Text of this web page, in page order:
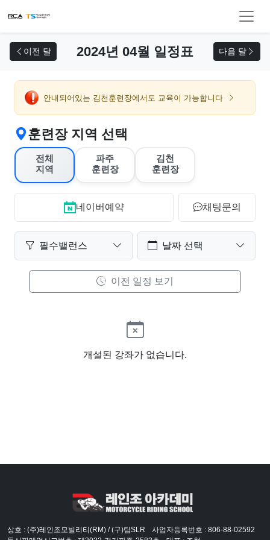
이전 달 2024년 04월 일정표 다음 달
안내되어있는 김천훈련장에서도 교육이 가능합니다
훈련장 지역 선택
전체
지역
파주
훈련장
김천
훈련장
네이버예약 채팅문의
필수밸런스 날짜 선택
이전 일정 보기
개설된 강좌가 없습니다.
상호 : (주)레인조모빌리티(RM) / (구)팀SLR
사업자등록번호 : 806-88-02592